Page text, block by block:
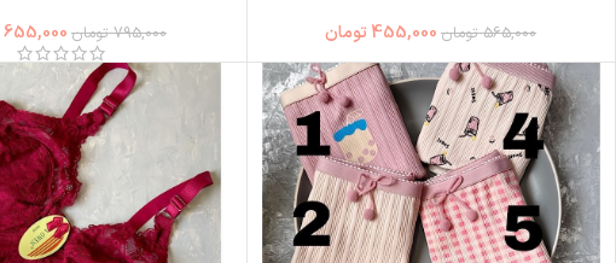
565,000 تومان 455,000 تومان 795,000 تومان 655,000